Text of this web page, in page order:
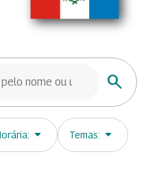
Buscar
Temas: